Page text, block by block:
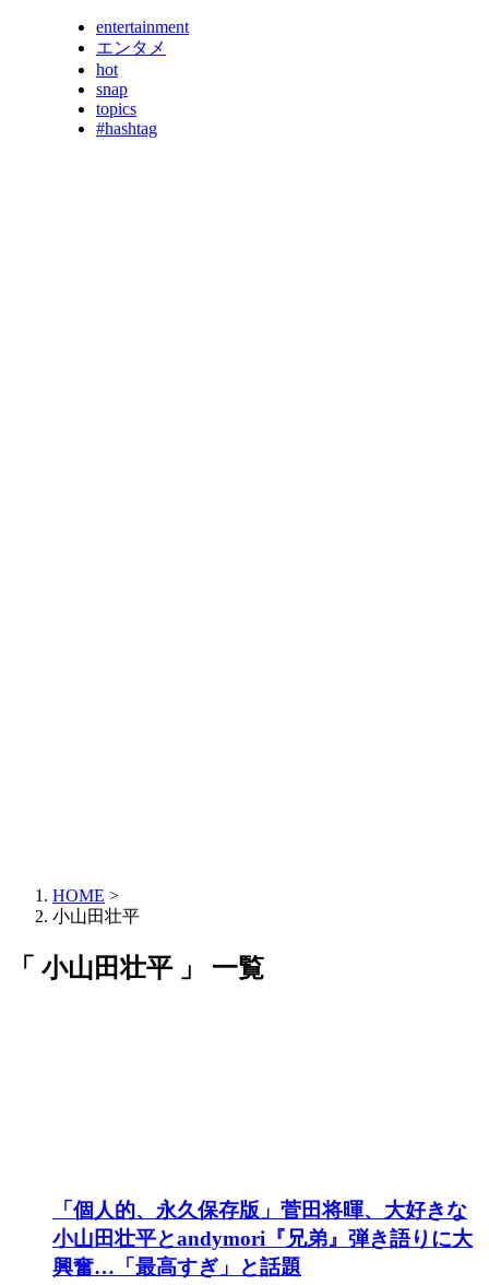
entertainment
エンタメ
hot
snap
topics
#hashtag
HOME >
小山田壮平
「 小山田壮平 」 一覧
「個人的、永久保存版」菅田将暉、大好きな
小山田壮平とandymori『兄弟』弾き語りに大
興奮…「最高すぎ」と話題